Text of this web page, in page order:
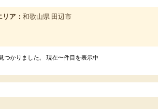
ア： 和歌山県 田辺市
つかりました。 現在〜件目を表示中